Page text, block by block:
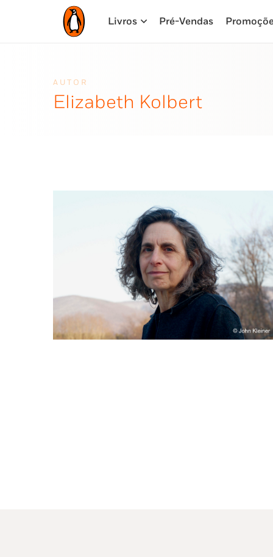
Livros Pré-Vendas
AUTOR
Elizabeth Kolbert